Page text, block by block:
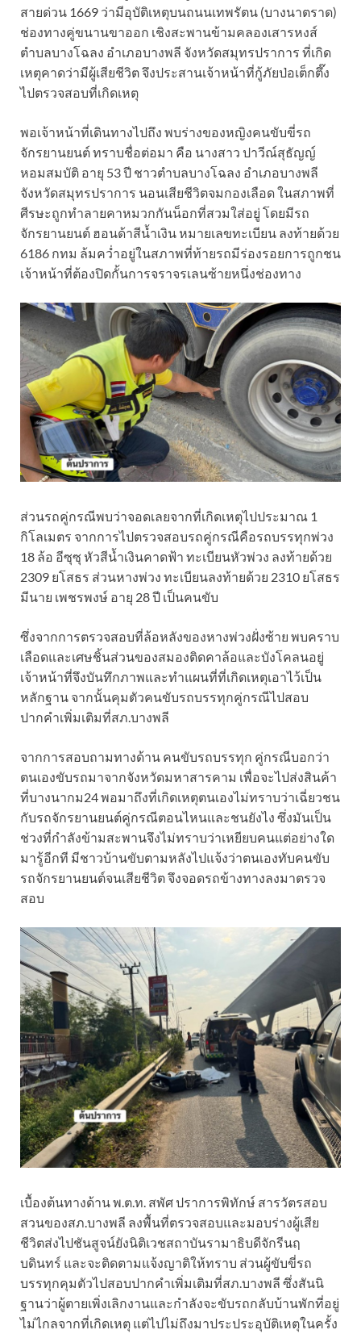
สายด่วน 1669 ว่ามีอุบัติเหตุบนถนนเทพรัตน (บางนาตราด)
ช่องทางคู่ขนานขาออก เชิงสะพานข้ามคลองเสารหงส์
ตำบลบางโฉลง อำเภอบางพลี จังหวัดสมุทรปราการ ที่เกิด
เหตุคาดว่ามีผู้เสียชีวิต จึงประสานเจ้าหน้าที่กู้ภัยป่อเต็กตึ๊ง
ไปตรวจสอบที่เกิดเหตุ
พอเจ้าหน้าที่เดินทางไปถึง พบร่างของหญิงคนขับขี่รถ
จักรยานยนต์ ทราบชื่อต่อมา คือ นางสาว ปาวีณ์สุธัญญ์
หอมสมบัติ อายุ 53 ปี ชาวตำบลบางโฉลง อำเภอบางพลี
จังหวัดสมุทรปราการ นอนเสียชีวิตจมกองเลือด ในสภาพที่
ศีรษะถูกทำลายคาหมวกกันน็อกที่สวมใส่อยู่ โดยมีรถ
จักรยานยนต์ ฮอนด้าสีน้ำเงิน หมายเลขทะเบียน ลงท้ายด้วย
6186 กทม ล้มคว่ำอยู่ในสภาพที่ท้ายรถมีร่องรอยการถูกชน
เจ้าหน้าที่ต้องปิดกั้นการจราจรเลนซ้ายหนึ่งช่องทาง
ส่วนรถคู่กรณีพบว่าจอดเลยจากที่เกิดเหตุไปประมาณ 1
กิโลเมตร จากการไปตรวจสอบรถคู่กรณีคือรถบรรทุกพ่วง
18 ล้อ อีซุซุ หัวสีน้ำเงินคาดฟ้า ทะเบียนหัวพ่วง ลงท้ายด้วย
2309 ยโสธร ส่วนหางพ่วง ทะเบียนลงท้ายด้วย 2310 ยโสธร
มีนาย เพชรพงษ์ อายุ 28 ปี เป็นคนขับ
ซึ่งจากการตรวจสอบที่ล้อหลังของหางพ่วงฝั่งซ้าย พบคราบ
เลือดและเศษชิ้นส่วนของสมองติดคาล้อและบังโคลนอยู่
เจ้าหน้าที่จึงบันทึกภาพและทำแผนที่ที่เกิดเหตุเอาไว้เป็น
หลักฐาน จากนั้นคุมตัวคนขับรถบรรทุกคู่กรณีไปสอบ
ปากคำเพิ่มเติมที่สภ.บางพลี
จากการสอบถามทางด้าน คนขับรถบรรทุก คู่กรณีบอกว่า
ตนเองขับรถมาจากจังหวัดมหาสารคาม เพื่อจะไปส่งสินค้า
ที่บางนากม24 พอมาถึงที่เกิดเหตุตนเองไม่ทราบว่าเฉี่ยวชน
กับรถจักรยานยนต์คู่กรณีตอนไหนและชนยังไง ซึ่งมันเป็น
ช่วงที่กำลังข้ามสะพานจึงไม่ทราบว่าเหยียบคนแต่อย่างใด
มารู้อีกที มีชาวบ้านขับตามหลังไปแจ้งว่าตนเองทับคนขับ
รถจักรยานยนต์จนเสียชีวิต จึงจอดรถข้างทางลงมาตรวจ
สอบ
เบื้องต้นทางด้าน พ.ต.ท. สพัศ ปราการพิทักษ์ สารวัตรสอบ
สวนของสภ.บางพลี ลงพื้นที่ตรวจสอบและมอบร่างผู้เสีย
ชีวิตส่งไปชันสูจน์ยังนิติเวชสถาบันรามาธิบดีจักรีนฤ
บดินทร์ และจะติดตามแจ้งญาติให้ทราบ ส่วนผู้ขับขี่รถ
บรรทุกคุมตัวไปสอบปากคำเพิ่มเติมที่สภ.บางพลี ซึ่งสันนิ
ฐานว่าผู้ตายเพิ่งเลิกงานและกำลังจะขับรถกลับบ้านพักที่อยู่
ไม่ไกลจากที่เกิดเหตุ แต่ไปไม่ถึงมาประประอุบัติเหตุในครั้ง